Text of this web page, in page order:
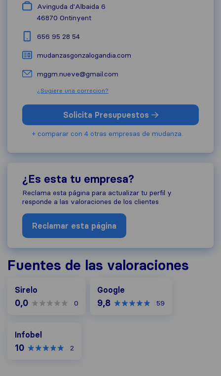
Avinguda d'Albaida 6
46870 Ontinyent
656 95 28 54
mudanzasgonzalogandia.com
mggm.nueve@gmail.com
¿Sugiere una correcion?
Solicita Presupuestos
+ comparar con 4 otras empresas de mudanza.
¿Es esta tu empresa?
Reclama esta página para actualizar tu perfil y
responde a las valoraciones de los clientes
Reclamar esta página
Fuentes de las valoraciones
Sirelo
0,0 0
Google
9,8 59
Infobel
10 2